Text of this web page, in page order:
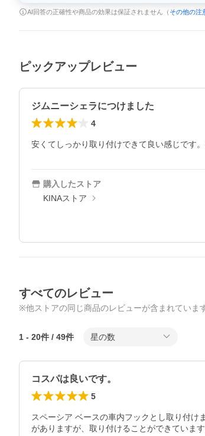
AI回答の正確性や商品の効果は保証されません（ その他の注
ピックアップレビュー
ジムニーシェラにつけました
4
安くてしっかり取り付けできて良い感じです
購入したストア
KINAストア
すべてのレビュー
※他ストアの同じ商品のレビューが含まれています
1 - 20件 / 49件 星の数
コスパは良いです。
5
スペーシア ベースの車内フックとし取り付
がありますが、取り付けることができています